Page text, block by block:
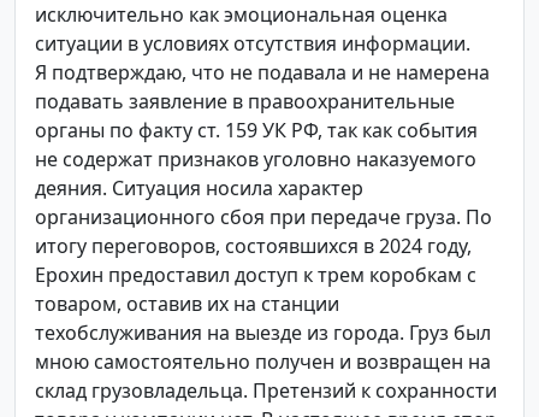
исключительно как эмоциональная оценка
ситуации в условиях отсутствия информации.
Я подтверждаю, что не подавала и не намерена
подавать заявление в правоохранительные
органы по факту ст. 159 УК РФ, так как события
не содержат признаков уголовно наказуемого
деяния. Ситуация носила характер
организационного сбоя при передаче груза. По
итогу переговоров, состоявшихся в 2024 году,
Ерохин предоставил доступ к трем коробкам с
товаром, оставив их на станции
техобслуживания на выезде из города. Груз был
мною самостоятельно получен и возвращен на
склад грузовладельца. Претензий к сохранности